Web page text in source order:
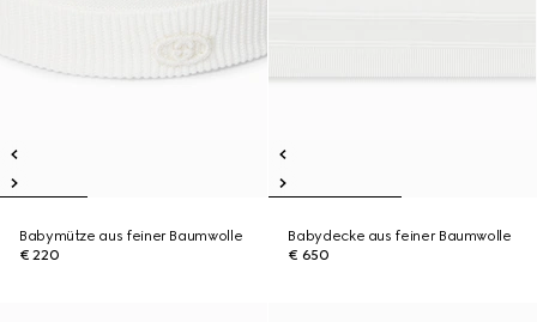
Babymütze aus feiner Baumwolle
€ 220
Babydecke aus feiner Baumwolle
€ 650